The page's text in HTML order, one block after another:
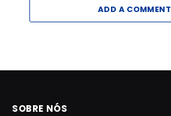
ADD A COMMENT
SOBRE NÓS